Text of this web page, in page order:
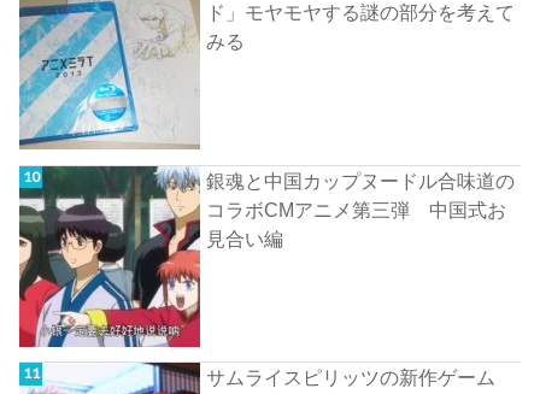
ド」モヤモヤする謎の部分を考えて
みる
銀魂と中国カップヌードル合味道の
コラボCMアニメ第三弾 中国式お
見合い編
サムライスピリッツの新作ゲーム